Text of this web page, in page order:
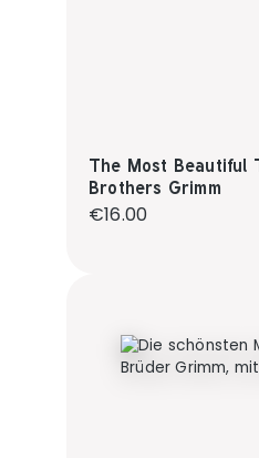
The Most Beautiful
Brothers Grimm
Regular price:
€16.00